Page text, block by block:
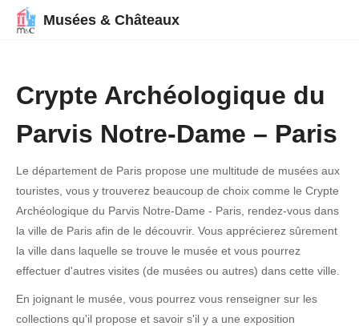
Musées & Châteaux
Crypte Archéologique du
Parvis Notre-Dame – Paris
Le département de Paris propose une multitude de musées aux
touristes, vous y trouverez beaucoup de choix comme le Crypte
Archéologique du Parvis Notre-Dame - Paris, rendez-vous dans
la ville de Paris afin de le découvrir. Vous apprécierez sûrement
la ville dans laquelle se trouve le musée et vous pourrez
effectuer d'autres visites (de musées ou autres) dans cette ville.
En joignant le musée, vous pourrez vous renseigner sur les
collections qu'il propose et savoir s'il y a une exposition